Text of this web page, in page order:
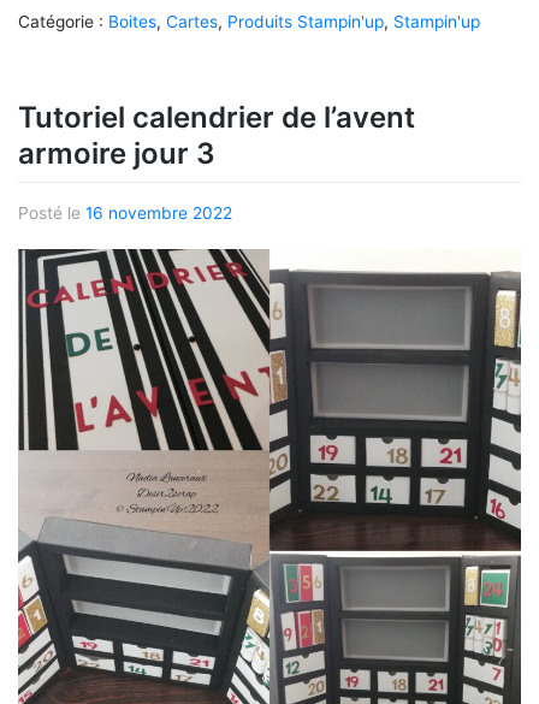
Catégorie : Boites, Cartes, Produits Stampin'up, Stampin'up
Tutoriel calendrier de l’avent
armoire jour 3
Posté le 16 novembre 2022